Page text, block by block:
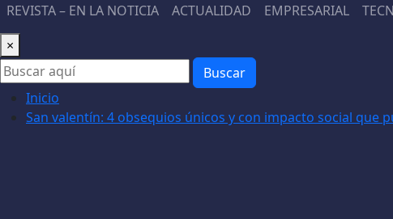
REVISTA – EN LA NOTICIA ACTUALIDAD EMPRESARIAL
×
Buscar
Inicio
San valentín: 4 obsequios únicos y con impacto social que